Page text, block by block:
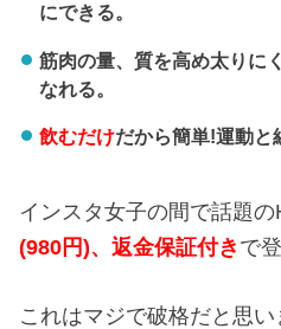
にできる。
筋肉の量、質を高め太りに
なれる。
飲むだけだから簡単!運動と
インスタ女子の間で話題
(980円)、返金保証付き で
これはマジで破格だと思